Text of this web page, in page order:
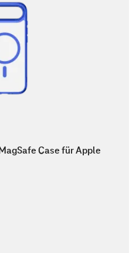
Case für Apple